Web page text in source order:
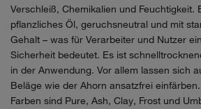
Verschleiß, Chemikalien und Feuchtigkeit.
pflanzliches Öl, geruchsneutral und mit
Gehalt – was für Verarbeiter und Nutzer
Sicherheit bedeutet. Es ist
in der Anwendung. Vor allem lassen sich
Beläge wie der Ahorn ansatzfrei
Farben sind Pure, Ash, Clay, Frost und